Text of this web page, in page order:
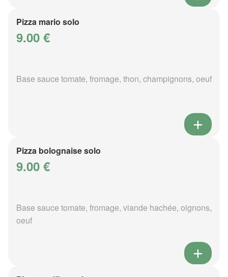
Pizza mario solo
9.00 €
Base sauce tomate, fromage, thon, champignons, oeuf
Pizza bolognaise solo
9.00 €
Base sauce tomate, fromage, viande hachée, oignons,
oeuf